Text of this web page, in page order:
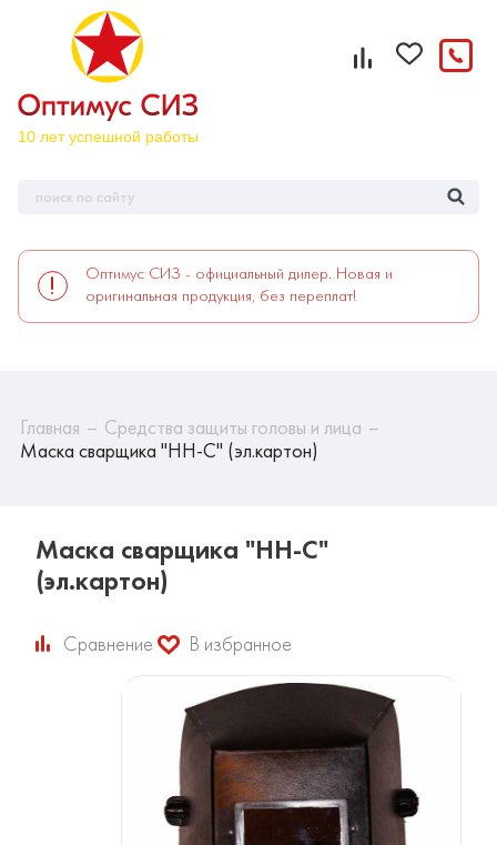
Оптимус СИЗ - официальный дилер. Новая и
оригинальная продукция, без переплат!
Главная
Средства защиты головы и лица
Маска сварщика "НН-С" (эл.картон)
Маска сварщика "НН-С"
(эл.картон)
Сравнение В избранное